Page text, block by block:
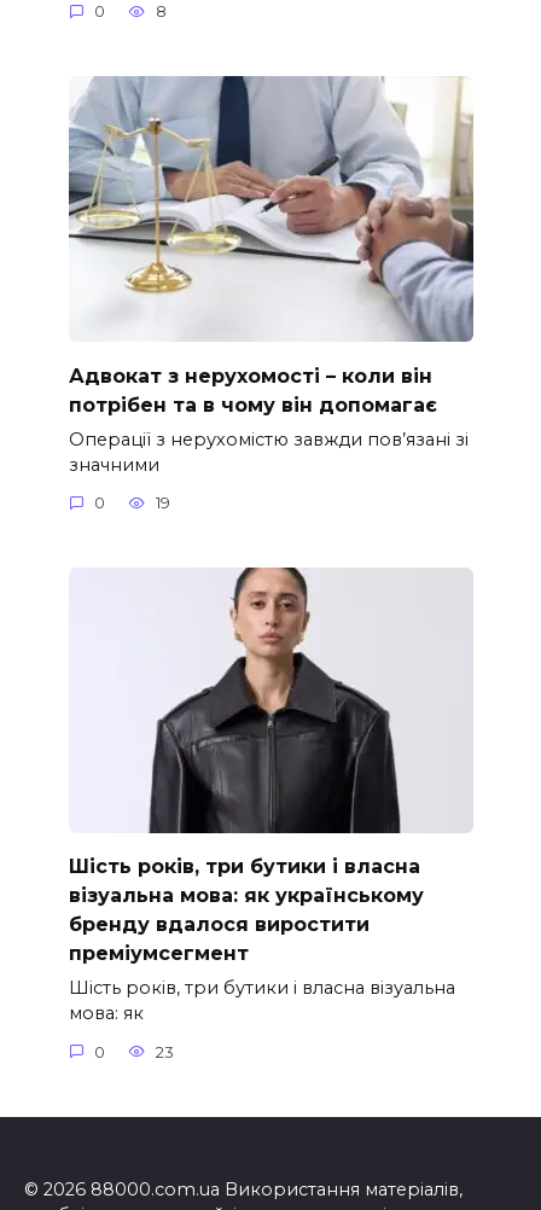
0 8
Адвокат з нерухомості – коли він
потрібен та в чому він допомагає
Операції з нерухомістю завжди пов’язані зі
значними
0 19
Шість років, три бутики і власна
візуальна мова: як українському
бренду вдалося виростити
преміумсегмент
Шість років, три бутики і власна візуальна
мова: як
0 23
© 2026 88000.com.ua Використання матеріалів,